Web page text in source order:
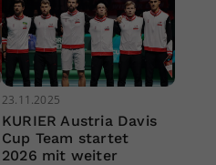
23.11.2025
KURIER Austria Davis
Cup Team startet
2026 mit weiter